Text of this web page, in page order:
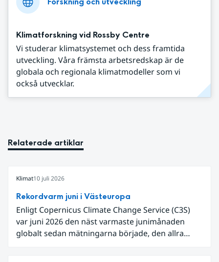
Klimatforskning vid Rossby Centre
Vi studerar klimatsystemet och dess framtida
utveckling. Våra främsta arbetsredskap är de
globala och regionala klimatmodeller som vi
också utvecklar.
Relaterade artiklar
Klimat10 juli 2026
Rekordvarm juni i Västeuropa
Enligt Copernicus Climate Change Service (C3S)
var juni 2026 den näst varmaste junimånaden
globalt sedan mätningarna började, den allra